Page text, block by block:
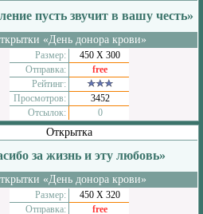
пусть звучит в вашу честь»
«День донора крови»
Размер:
450 Х 300
Отправка:
free
Рейтинг:
Просмотров:
3452
Отсылок:
0
Открытка
за жизнь и эту любовь»
«День донора крови»
Размер:
450 Х 320
Отправка:
free